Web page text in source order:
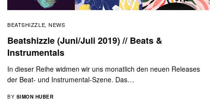
BEATSHIZZLE,NEWS
Beatshizzle (Juni/Juli 2019) // Beats &
Instrumentals
In dieser Reihe widmen wir uns monatlich den neuen Releases
der Beat- und Instrumental-Szene. Das…
BY SIMON HUBER